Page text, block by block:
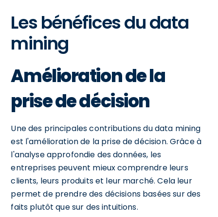
Les bénéfices du data
mining
Amélioration de la
prise de décision
Une des principales contributions du data mining
est l'amélioration de la prise de décision. Grâce à
l'analyse approfondie des données, les
entreprises peuvent mieux comprendre leurs
clients, leurs produits et leur marché. Cela leur
permet de prendre des décisions basées sur des
faits plutôt que sur des intuitions.